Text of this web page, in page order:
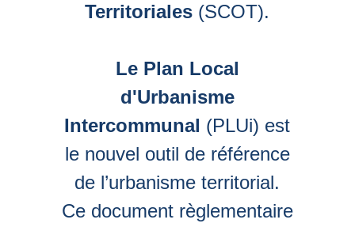
Territoriales (SCOT).
Le Plan Local
d'Urbanisme
Intercommunal (PLUi) est
le nouvel outil de référence
de l’urbanisme territorial.
Ce document règlementaire